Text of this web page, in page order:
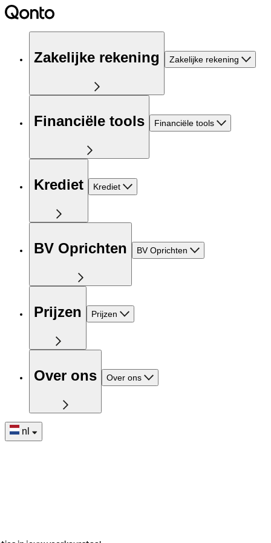
Zakelijke rekening Zakelijke rekening
Financiële tools Financiële tools
Krediet Krediet
BV Oprichten BV Oprichten
Prijzen Prijzen
Over ons Over ons
nl